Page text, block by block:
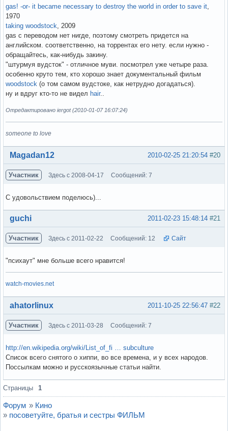
gas! -or- it became necessary to destroy the world in order to save it
1970
taking woodstock , 2009
gas с переводом нет нигде, поэтому смотреть придется на
английском. соответственно, на торрентах его нету. если нужно -
обращайтесь, как-нибудь закину.
"штурмуя вудсток" - отличное муви. посмотрел уже четыре раза.
особенно круто тем, кто хорошо знает документальный фильм
woodstock (о том самом вудстоке, как нетрудно догадаться).
ну и вдруг кто-то не видел hair..
Отредактировано iergot (2010-01-07 16:07:24)
someone to love
Вне форума #20
2010-02-25 21:20:54
Magadan12
Участник Здесь с 2008-04-17 Сообщений: 7
С удовольствием поделюсь)...
Вне форума #21
2011-02-23 15:48:14
guchi
Участник Здесь с 2011-02-22 Сообщений: 12 Сайт
"психаут" мне больше всего нравится!
watch-movies.net
Вне форума #22
2011-10-25 22:56:47
ahatorlinux
Участник Здесь с 2011-03-28 Сообщений: 7
http://en.wikipedia.org/wiki/List_of_fi … subculture
Список всего снятого о хиппи, во все времена, и у всех народов.
Поссылкам можно и русскоязычные статьи найти.
Вне форума
Страницы 1
Форум » Кино
» посоветуйте, братья и сестры ФИЛЬМ